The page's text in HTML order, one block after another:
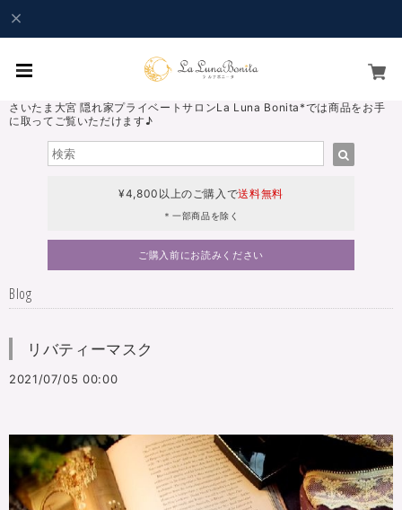
さいたま大宮 隠れ家プライベートサロンLa Luna Bonita*では商品をお手
に取ってご覧いただけます♪
¥4,800以上のご購入で送料無料
＊一部商品を除く
ご購入前にお読みください
Blog
リバティーマスク
2021/07/05 00:00